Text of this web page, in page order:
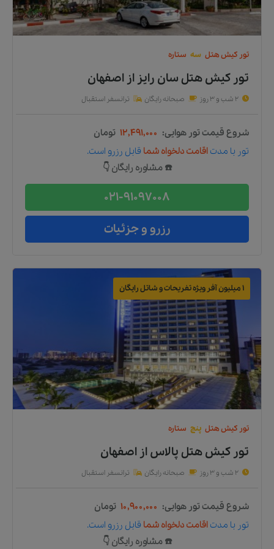
تور کیشهتل سه ستاره
تور کیش هتل سان رایز از اصفهان
2 شب و 3 روز صبحانه رایگان ترانسفر استقبال
شروع قیمت تور هوایی: ۱۲,۴۹۱,۰۰۰ تومان
تور با مدت اقامت دلخواه شما قابل رزرو است.
☎️ مشاوره رایگان 👇
021-91097008
رزرو و جزئیات
1 میلیون آفر ویژه تفریحات و شاتل رایگان
تور کیشهتل پنج ستاره
تور کیش هتل پالاساز اصفهان
2 شب و 3 روز صبحانه رایگان ترانسفر استقبال
شروع قیمت تور هوایی: ۱۰,۹۰۰,۰۰۰ تومان
تور با مدت اقامت دلخواه شما قابل رزرو است.
☎️ مشاوره رایگان 👇